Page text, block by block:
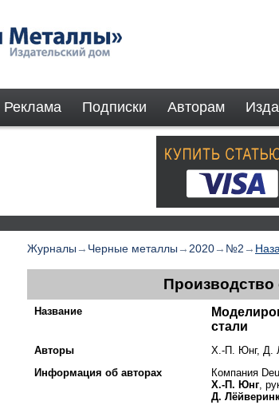
Реклама Подписки Авторам
Журналы → Черные металлы → 2020→ №2 →
Производство
Название
стали
Авторы
Х.-П. Юнг, Д.
Информация об авторах
Компания
Х.-П. Юнг ,
Д.